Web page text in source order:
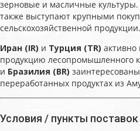
зерновые и масличные культуры.
также выступают крупными
сельскохозяйственной продукции.
Иран (IR) и Турция (TR)
продукцию лесопромышленного
и Бразилия (BR)
переработанных продуктах из
Условия / пункты